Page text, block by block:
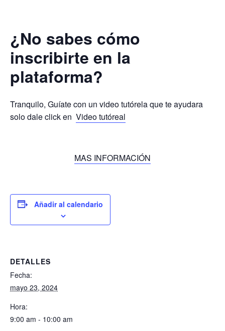
¿No sabes cómo
inscribirte en la
plataforma?
Tranquilo, Guíate con un video tutórela que te ayudara
solo dale click en Video tutóreal
MAS INFORMACIÓN
Añadir al calendario
DETALLES
Fecha:
mayo 23, 2024
Hora:
9:00 am - 10:00 am